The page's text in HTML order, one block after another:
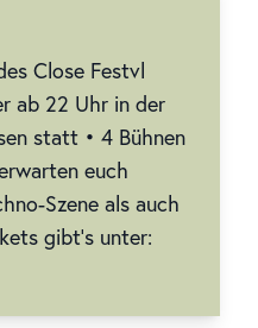
Close Festvl
ab 22 Uhr in der
statt • 4 Bühnen
euch
Szene als auch
gibt’s unter: